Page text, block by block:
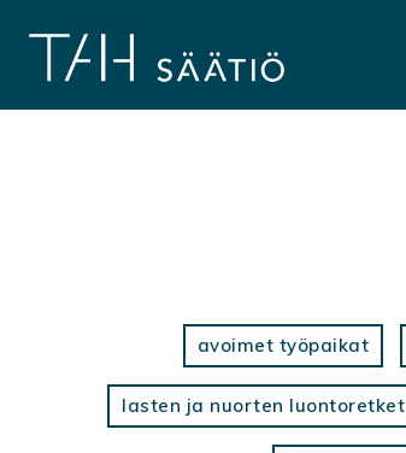
sisältöön
avoimet työpaikat
lasten ja nuorten luontoretket